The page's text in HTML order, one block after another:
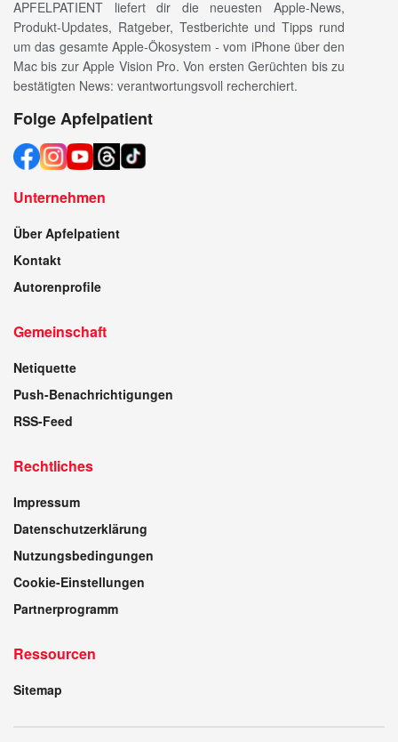
APFELPATIENT liefert dir die neuesten Apple-News,
Produkt-Updates, Ratgeber, Testberichte und Tipps rund
um das gesamte Apple-Ökosystem - vom iPhone über den
Mac bis zur Apple Vision Pro. Von ersten Gerüchten bis zu
bestätigten News: verantwortungsvoll recherchiert.
Folge Apfelpatient
Unternehmen
Über Apfelpatient
Kontakt
Autorenprofile
Gemeinschaft
Netiquette
Push-Benachrichtigungen
RSS-Feed
Rechtliches
Impressum
Datenschutzerklärung
Nutzungsbedingungen
Cookie-Einstellungen
Partnerprogramm
Ressourcen
Sitemap